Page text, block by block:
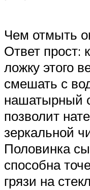
Чем отмыть
Ответ прост:
ложку этого
смешать с
нашатырный
позволит
зеркальной
Половинка
способна
грязи на